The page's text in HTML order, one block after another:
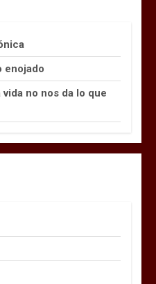
enojado
vida no nos da lo que